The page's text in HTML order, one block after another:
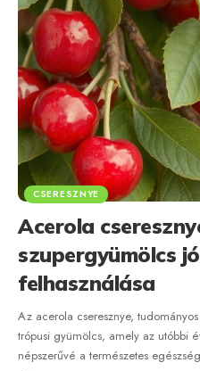
CSERESZNYE
Acerola
szupergyümölcs
felhasználása
Az acerola cseresznye,
trópusi gyümölcs, amely az utóbbi
népszerűvé a természetes